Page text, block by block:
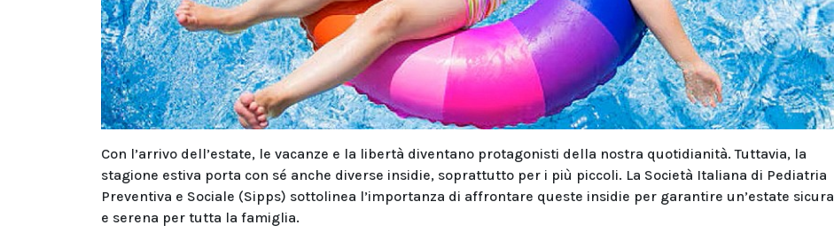
Con l’arrivo dell’estate, le vacanze e la libertà diventano protagonisti della nostra quotidianità. Tuttavia, la
stagione estiva porta con sé anche diverse insidie, soprattutto per i più piccoli. La Società Italiana di Pediatria
Preventiva e Sociale (Sipps) sottolinea l’importanza di affrontare queste insidie per garantire un’estate sicura
e serena per tutta la famiglia.